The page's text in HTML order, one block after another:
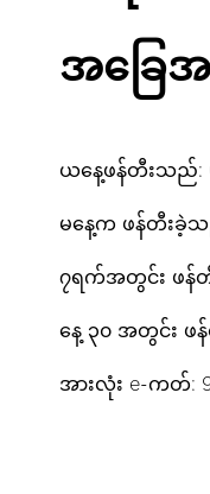
အခြေ
ယနေ့ဖန်တီးသည်:
မနေ့က ဖန်တီးခဲ့
၇ရက်အတွင်း ဖန်တီ
နေ့ ၃၀ အတွင်း ဖန်
အားလုံး e-ကတ်: